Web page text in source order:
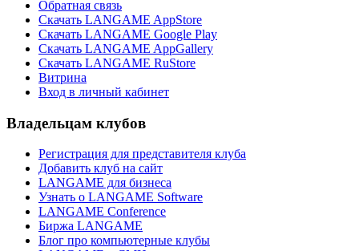
Обратная связь
Скачать LANGAME AppStore
Скачать LANGAME Google Play
Скачать LANGAME AppGallery
Скачать LANGAME RuStore
Витрина
Вход в личный кабинет
Владельцам клубов
Регистрация для представителя клуба
Добавить клуб на сайт
LANGAME для бизнеса
Узнать о LANGAME Software
LANGAME Conference
Биржа LANGAME
Блог про компьютерные клубы